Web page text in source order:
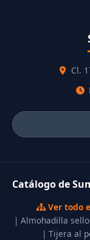
Cl.
Catálogo de
Ver todo
| Almohadilla
| Tijera al